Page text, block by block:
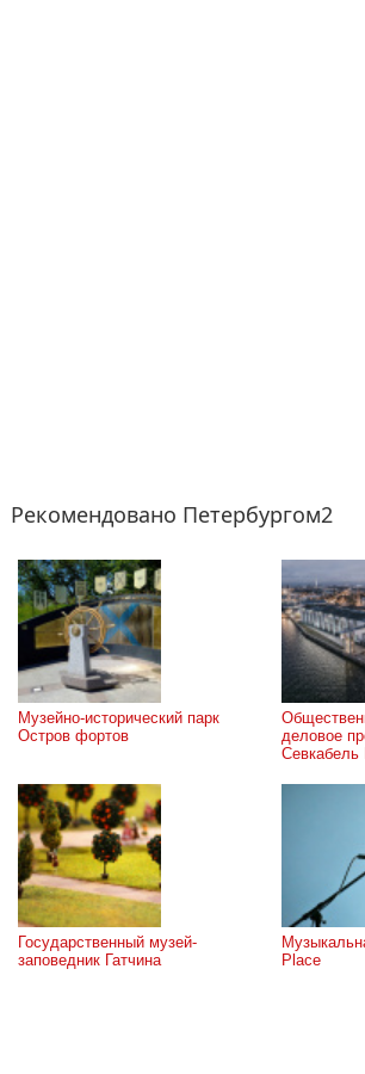
Рекомендовано Петербургом2
Музейно-исторический парк
Остров фортов
деловое
Севкабель
Государственный музей-
заповедник Гатчина
Place